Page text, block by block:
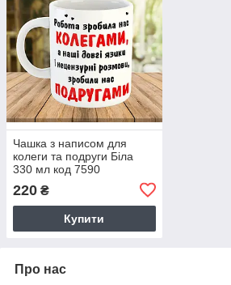
Чашка з написом для
колеги та подруги Біла
330 мл код 7590
220 ₴
Купити
Про нас